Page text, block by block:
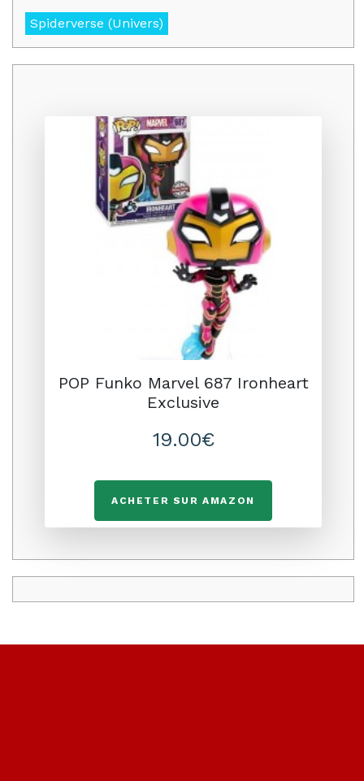
Spiderverse (Univers)
POP Funko Marvel 687 Ironheart
Exclusive
19.00€
ACHETER SUR AMAZON